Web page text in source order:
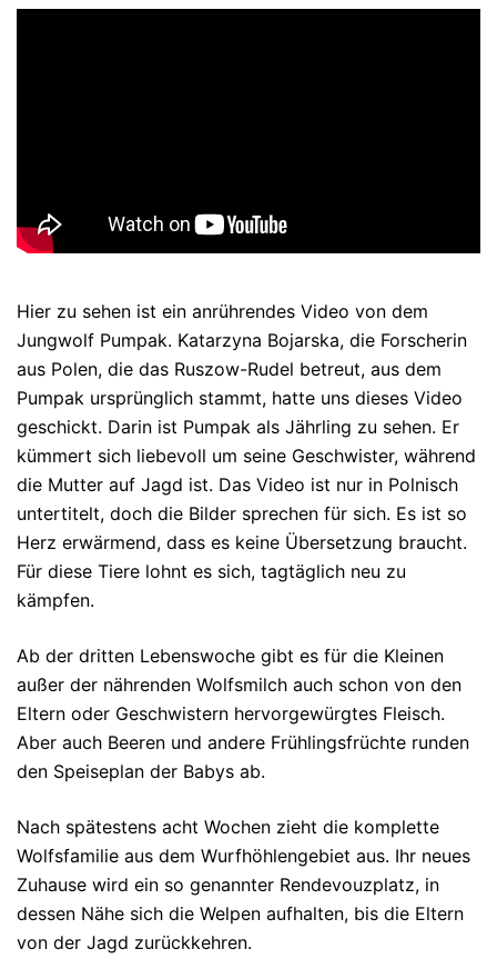
Hier zu sehen ist ein anrührendes Video von dem
Jungwolf Pumpak. Katarzyna Bojarska, die Forscherin
aus Polen, die das Ruszow-Rudel betreut, aus dem
Pumpak ursprünglich stammt, hatte uns dieses Video
geschickt. Darin ist Pumpak als Jährling zu sehen. Er
kümmert sich liebevoll um seine Geschwister, während
die Mutter auf Jagd ist. Das Video ist nur in Polnisch
untertitelt, doch die Bilder sprechen für sich. Es ist so
Herz erwärmend, dass es keine Übersetzung braucht.
Für diese Tiere lohnt es sich, tagtäglich neu zu
kämpfen.
Ab der dritten Lebenswoche gibt es für die Kleinen
außer der nährenden Wolfsmilch auch schon von den
Eltern oder Geschwistern hervorgewürgtes Fleisch.
Aber auch Beeren und andere Frühlingsfrüchte runden
den Speiseplan der Babys ab.
Nach spätestens acht Wochen zieht die komplette
Wolfsfamilie aus dem Wurfhöhlengebiet aus. Ihr neues
Zuhause wird ein so genannter Rendevouzplatz, in
dessen Nähe sich die Welpen aufhalten, bis die Eltern
von der Jagd zurückkehren.